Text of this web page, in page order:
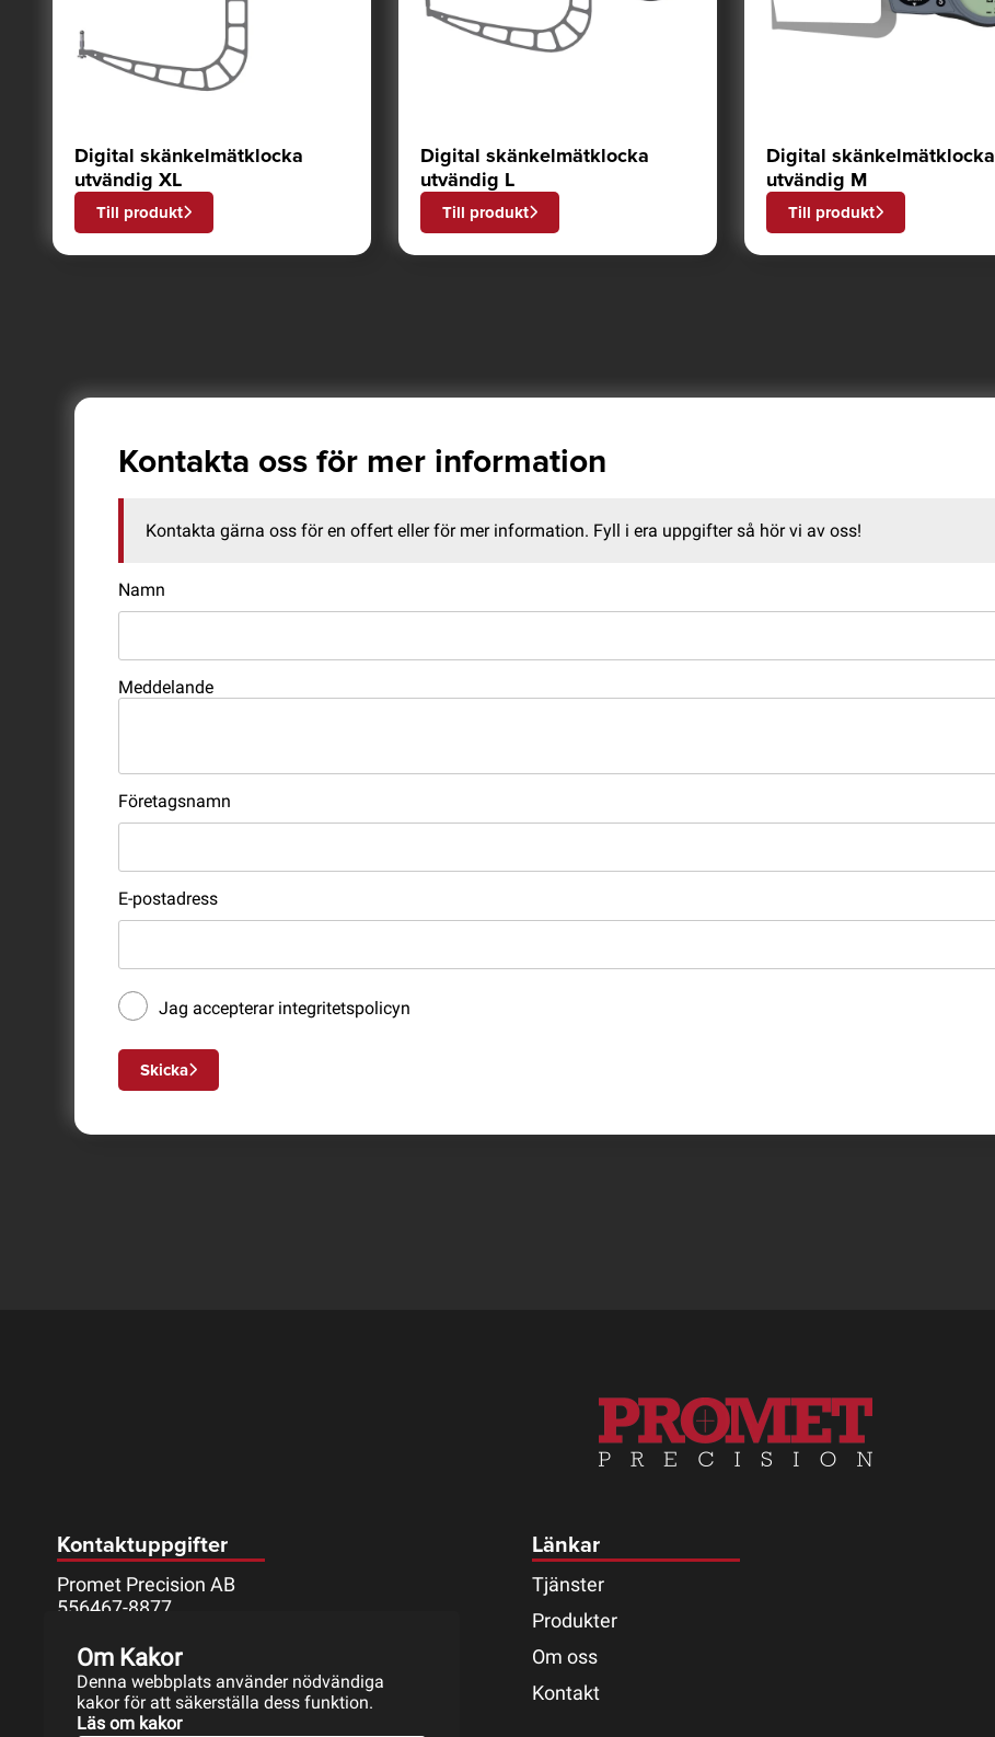
Digital skänkelmätklocka
utvändig XL
Till produkt
Digital skänkelmätklocka
utvändig L
Till produkt
Digital skänkelmätklocka
utvändig M
Till produkt
Kontakta oss för mer information
Kontakta gärna oss för en offert eller för mer information. Fyll i era uppgifter så hör vi av oss!
Namn
Meddelande
Företagsnamn
E-postadress
Jag accepterar integritetspolicyn
Skicka
Kontaktuppgifter
Promet Precision AB
556467-8877
Mått Johanssons väg 9
633 46 ESKILSTUNA
016-17 11 50
info@promet.se
Länkar
Tjänster
Produkter
Om oss
Kontakt
Om Kakor
Denna webbplats använder nödvändiga
kakor för att säkerställa dess funktion.
Läs om kakor